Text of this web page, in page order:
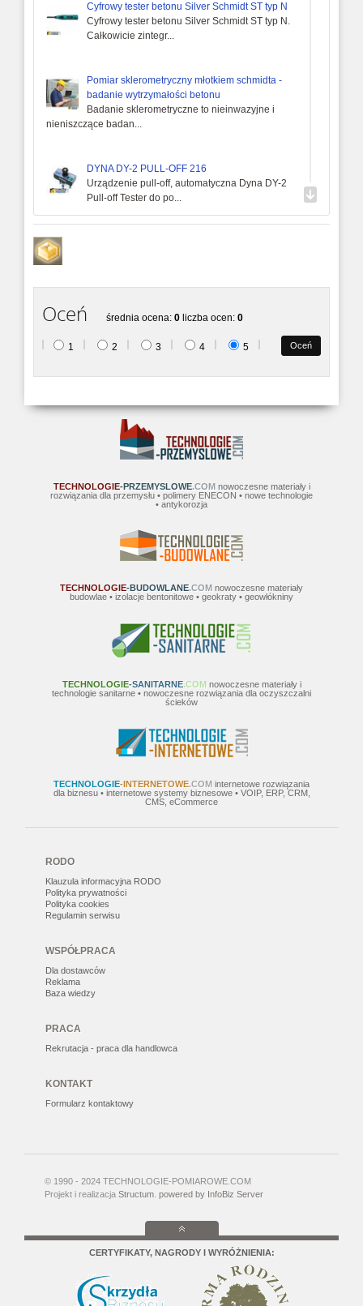
Cyfrowy tester betonu Silver Schmidt ST typ N
Cyfrowy tester betonu Silver Schmidt ST typ N.
Całkowicie zintegr...
Pomiar sklerometryczny młotkiem schmidta -
badanie wytrzymałości betonu
Badanie sklerometryczne to nieinwazyjne i
nieniszczące badan...
DYNA DY-2 PULL-OFF 216
Urządzenie pull-off, automatyczna Dyna DY-2
Pull-off Tester do po...
Detektor zbrojenia typu PROFOSCOPE
Dyna Estrich
odrywanie, mechaniczne u...
G6 miernik zmian rozwartości rys w obiektach
szybki i prost...
Wahadłowy młotek Schmidta Schmidt OS - 120
PM
pomiarów wytrzy...
Oceń średnia ocena: 0 liczba ocen: 0
1 2 3 4 5
TECHNOLOGIE-PRZEMYSLOWE.COMnowoczesne materiały i
rozwiązania dla przemysłu • polimery ENECON • nowe technologie
• antykorozja
TECHNOLOGIE-BUDOWLANE.COM nowoczesne materiały
budowlae • izolacje bentonitowe • geokraty • geowłókniny
TECHNOLOGIE-SANITARNE.COMnowoczesne materiały i
technologie sanitarne • nowoczesne rozwiązania dla oczyszczalni
ścieków
TECHNOLOGIE-INTERNETOWE.COM internetowe rozwiązania
dla biznesu • internetowe systemy biznesowe • VOIP, ERP, CRM,
CMS, eCommerce
RODO
Klauzula informacyjna RODO
Polityka prywatności
Polityka cookies
Regulamin serwisu
WSPÓŁPRACA
Dla dostawców
Reklama
Baza wiedzy
PRACA
Rekrutacja - praca dla handlowca
KONTAKT
Formularz kontaktowy
© 1990 - 2024 TECHNOLOGIE-POMIAROWE.COM
Projekt i realizacja Structum powered by InfoBiz Server
CERTYFIKATY, NAGRODY I WYRÓŻNIENIA: